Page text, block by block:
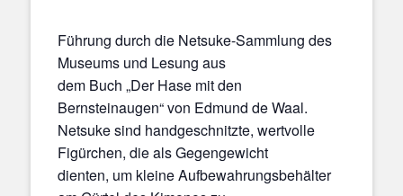
Führung durch die Netsuke-Sammlung des
Museums und Lesung aus
dem Buch „Der Hase mit den
Bernsteinaugen“ von Edmund de Waal.
Netsuke sind handgeschnitzte, wertvolle
Figürchen, die als Gegengewicht
dienten, um kleine Aufbewahrungsbehälter